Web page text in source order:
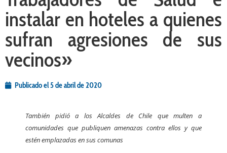
instalar en hoteles a quienes
sufran agresiones de sus
vecinos»
Publicado el5 de abril de 2020
También pidió a los Alcaldes de Chile que multen a
comunidades que publiquen amenazas contra ellos y que
estén emplazadas en sus comunas